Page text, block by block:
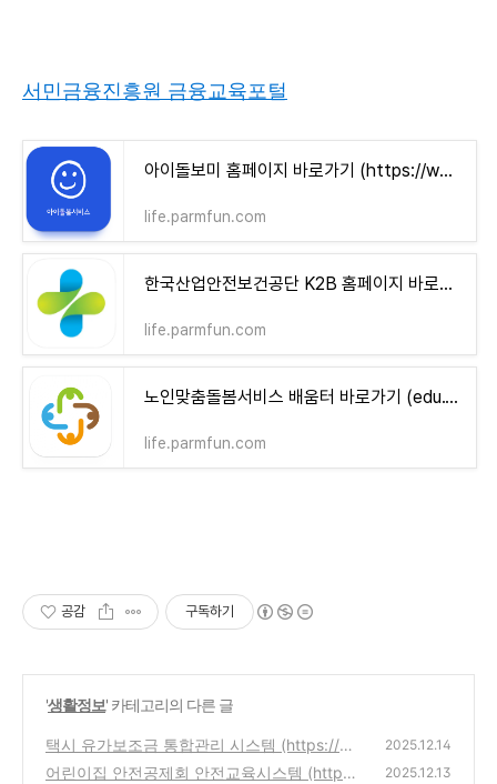
서민금융진흥원 금융교육포털
아이돌보미 홈페이지 바로가기 (https://www.idolbom.go.kr)
life.parmfun.com
한국산업안전보건공단 K2B 홈페이지 바로가기
life.parmfun.com
노인맞춤돌봄서비스 배움터 바로가기 (edu.1661-2129.or.kr)
life.parmfun.com
공감 구독하기
'생활정보' 카테고리의 다른 글
택시 유가보조금 통합관리 시스템 (https://w
ww.taxicard.co.kr)
(0)
2025.12.14
어린이집 안전공제회 안전교육시스템 (http
2025.12.13